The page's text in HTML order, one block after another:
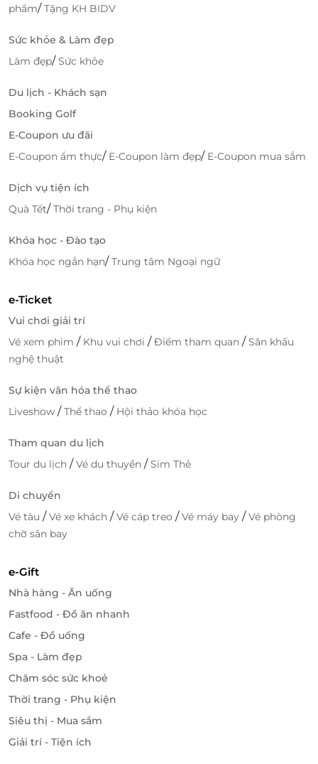
Hệ thống spa Việt Hàn hiện đại từ cơ sở vật chất đến trang thiết
bị, vật liệu thẩmmỹ
Hệ thống spa Việt Hàn hiện đại từ cơ sở vật chất đến
trang thiết bị, vật liệu thẩm
những liệu trình làm đẹp tiên tiến mà còn được thư
giãn thoải mái trong một không gian sang trọng,
Truy cậpLifeLink
dẫn bạn nhé!
phẩm/Tặng KH BIDV
Sức khỏe & Làm đẹp
Làm đẹp/Sức khỏe
Du lịch - Khách sạn
Booking Golf
E-Coupon ưu đãi
E-Coupon ẩm thực/ E-Coupon làm đẹp/ E-Coupon mua sắm
Dịch vụ tiện ích
Quà Tết/Thời trang - Phụ kiện
Khóa học - Đào tạo
Khóa học ngắn hạn/Trung tâm Ngoại ngữ
e-Ticket
Vui chơi giải trí
Vé xem phim / Khu vui chơi /Điểm tham quan /Sân khấu
nghệ thuật
Sự kiện văn hóa thể thao
Liveshow /Thể thao / Hội thảo khóa học
Tham quan du lịch
Tour du lịch /Vé du thuyền /Sim Thẻ
Di chuyển
Vé tàu /Vé xe khách /Vé cáp treo /Vé máy bay /Vé phòng
chờ sân bay
e-Gift
Nhà hàng - Ăn uống
Fastfood - Đồ ăn nhanh
Cafe - Đồ uống
Spa - Làm đẹp
Chăm sóc sức khoẻ
Thời trang - Phụ kiện
Siêu thị - Mua sắm
Giải trí - Tiện ích